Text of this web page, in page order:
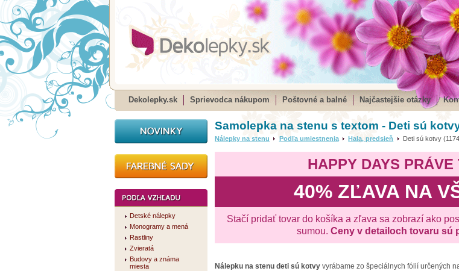
Dekolepky.sk Sprievodca nákupom Poštovné a balné Najčastejšie otázky
Detské nálepky
Monogramy a mená
Rastliny
Zvieratá
Budovy a známa
miesta
Samolepka na stenu s textom - Deti sú
Nálepky na stenu Podľa umiestnenia Hala, predsieň Deti sú kotvy
HAPPY DAYS PRÁVE
40% ZĽAVA NA
Stačí pridať tovar do košíka a zľava sa zobrazí ako
sumou. Ceny v detailoch tovaru sú
Nálepku na stenu deti sú kotvy vyrábame zo špeciálnych fólií určených